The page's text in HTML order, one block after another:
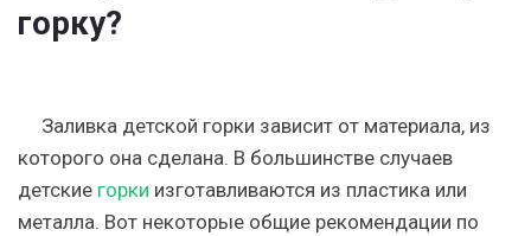
горку?
Заливка детской горки зависит от материала, из
которого она сделана. В большинстве случаев
детские горки изготавливаются из пластика или
металла. Вот некоторые общие рекомендации по